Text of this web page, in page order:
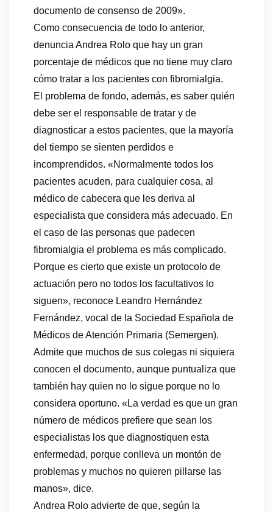
documento de consenso de 2009».
Como consecuencia de todo lo anterior,
denuncia Andrea Rolo que hay un gran
porcentaje de médicos que no tiene muy claro
cómo tratar a los pacientes con fibromialgia.
El problema de fondo, además, es saber quién
debe ser el responsable de tratar y de
diagnosticar a estos pacientes, que la mayoría
del tiempo se sienten perdidos e
incomprendidos. «Normalmente todos los
pacientes acuden, para cualquier cosa, al
médico de cabecera que les deriva al
especialista que considera más adecuado. En
el caso de las personas que padecen
fibromialgia el problema es más complicado.
Porque es cierto que existe un protocolo de
actuación pero no todos los facultativos lo
siguen», reconoce Leandro Hernández
Fernández, vocal de la Sociedad Española de
Médicos de Atención Primaria (Semergen).
Admite que muchos de sus colegas ni siquiera
conocen el documento, aunque puntualiza que
también hay quien no lo sigue porque no lo
considera oportuno. «La verdad es que un gran
número de médicos prefiere que sean los
especialistas los que diagnostiquen esta
enfermedad, porque conlleva un montón de
problemas y muchos no quieren pillarse las
manos», dice.
Andrea Rolo advierte de que, según la